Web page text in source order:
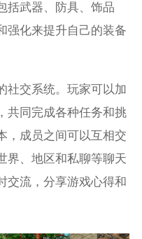
括武器、防具、饰品
强化来提升自己的装备
社交系统。玩家可以加
共同完成各种任务和挑
，成员之间可以互相交
界、地区和私聊等聊天
交流，分享游戏心得和